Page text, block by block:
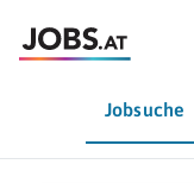
Jobsuche